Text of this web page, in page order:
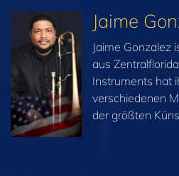
Jaime
Jaime Gonzalez
aus
Instruments hat
verschiedenen
der größten